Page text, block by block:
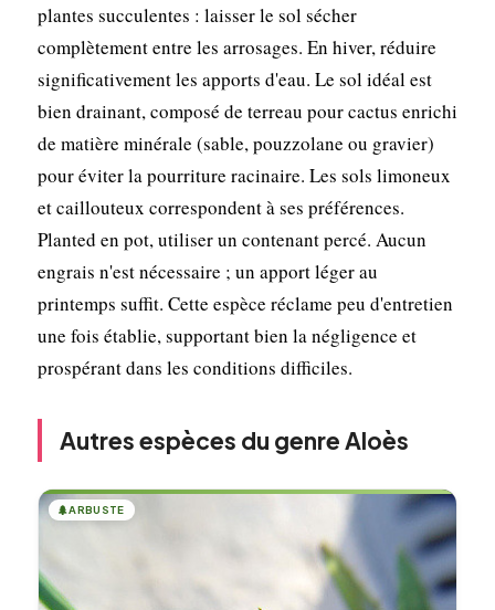
plantes succulentes : laisser le sol sécher
complètement entre les arrosages. En hiver, réduire
significativement les apports d'eau. Le sol idéal est
bien drainant, composé de terreau pour cactus enrichi
de matière minérale (sable, pouzzolane ou gravier)
pour éviter la pourriture racinaire. Les sols limoneux
et caillouteux correspondent à ses préférences.
Planted en pot, utiliser un contenant percé. Aucun
engrais n'est nécessaire ; un apport léger au
printemps suffit. Cette espèce réclame peu d'entretien
une fois établie, supportant bien la négligence et
prospérant dans les conditions difficiles.
Autres espèces du genre Aloès
🌲ARBUSTE